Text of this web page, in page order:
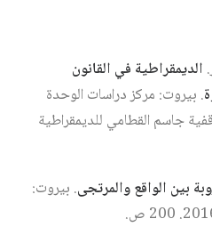
الديمقراطية في القانون
. بيروت: مركز دراسات الوحدة
240 ص. (وقفية جاسم القطامي للديمقراطية
بين الواقع والمرتجى. بيروت: